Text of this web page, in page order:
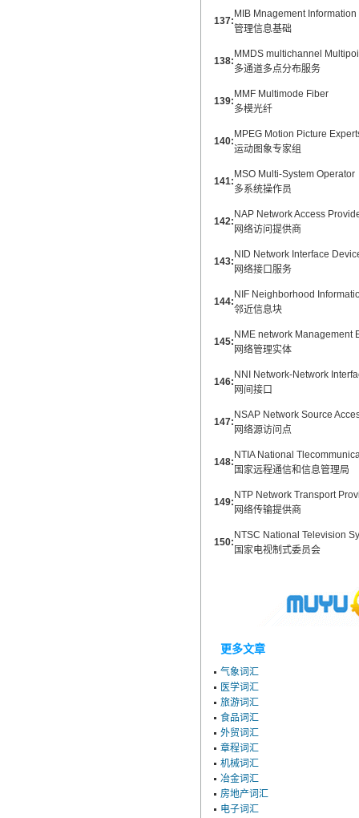
137:
MIB Mnagement Information
管理信息基础
138:
MMDS multichannel
多通道多点分布服务
139:
MMF Multimode Fiber
多模光纤
140:
MPEG Motion Picture
运动图象专家组
141:
MSO Multi-System Operator
多系统操作员
142:
NAP Network Access
网络访问提供商
143:
NID Network Interface
网络接口服务
144:
NIF Neighborhood
邻近信息块
145:
NME network Management
网络管理实体
146:
NNI Network-Network
网间接口
147:
NSAP Network Source
网络源访问点
148:
NTIA National
国家远程通信和信息管理局
149:
NTP Network Transport
网络传输提供商
150:
NTSC National Television
国家电视制式委员会
更多文章
气象词汇
医学词汇
旅游词汇
食品词汇
外贸词汇
章程词汇
机械词汇
冶金词汇
房地产词汇
电子词汇